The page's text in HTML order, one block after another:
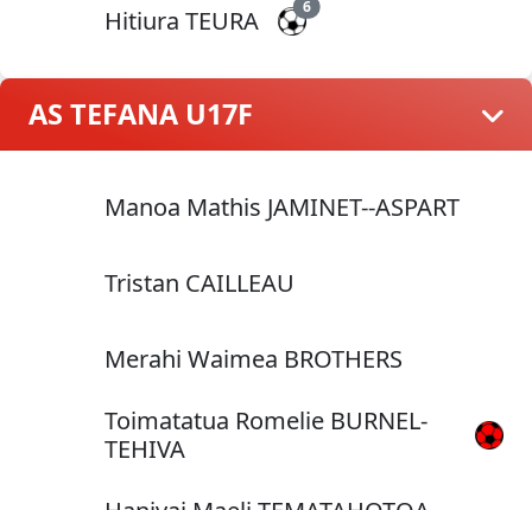
Hitiura TEURA 6
AS TEFANA U17F
Manoa Mathis JAMINET--ASPART
Tristan CAILLEAU
Merahi Waimea BROTHERS
Toimatatua Romelie BURNEL-
TEHIVA